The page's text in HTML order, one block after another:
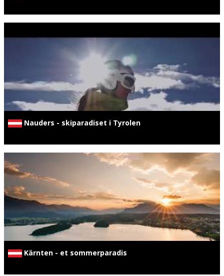
Nauders - skiparadiset i Tyrolen
Kärnten - et sommerparadis